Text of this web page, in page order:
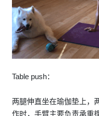
Table push：
两腿伸直坐在瑜伽垫上，
作时，手臂主要负责承重